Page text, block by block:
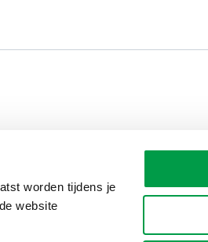
worden tijdens je
website
voortaan